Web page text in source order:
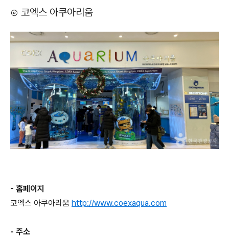
⊙ 코엑스 아쿠아리움
- 홈페이지
코엑스 아쿠아리움 http://www.coexaqua.com
- 주소